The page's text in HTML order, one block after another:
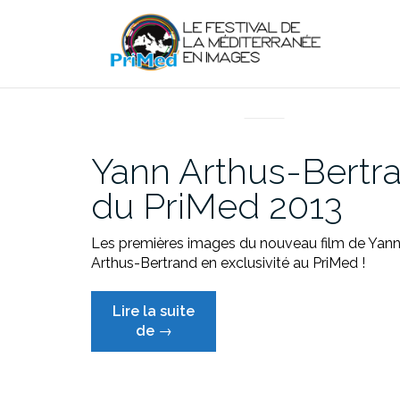
Yann Arthus-
du PriMed 2013
Les premières images du nouveau film de Yann
Arthus-Bertrand en exclusivité au PriMed !
Lire la suite
de « Yann
Arthus-
→